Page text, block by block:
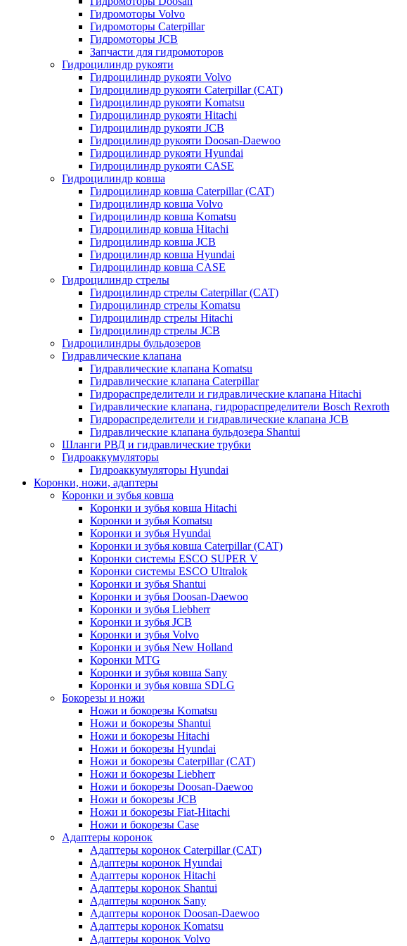
Гидромоторы Volvo
Гидромоторы Caterpillar
Гидромоторы JCB
Запчасти для гидромоторов
Гидроцилиндр рукояти
Гидроцилиндр рукояти Volvo
Гидроцилиндр рукояти Caterpillar (CAT)
Гидроцилиндр рукояти Komatsu
Гидроцилиндр рукояти Hitachi
Гидроцилиндр рукояти JCB
Гидроцилиндр рукояти Doosan-Daewoo
Гидроцилиндр рукояти Hyundai
Гидроцилиндр рукояти CASE
Гидроцилиндр ковша
Гидроцилиндр ковша Caterpillar (CAT)
Гидроцилиндр ковша Volvo
Гидроцилиндр ковша Komatsu
Гидроцилиндр ковша Hitachi
Гидроцилиндр ковша JCB
Гидроцилиндр ковша Hyundai
Гидроцилиндр ковша CASE
Гидроцилиндр стрелы
Гидроцилиндр стрелы Caterpillar (CAT)
Гидроцилиндр стрелы Komatsu
Гидроцилиндр стрелы Hitachi
Гидроцилиндр стрелы JCB
Гидроцилиндры бульдозеров
Гидравлические клапана
Гидравлические клапана Komatsu
Гидравлические клапана Caterpillar
Гидрораспределители и гидравлические клапана Hitachi
Гидравлические клапана, гидрораспределители Bosch Rexroth
Гидрораспределители и гидравлические клапана JCB
Гидравлические клапана бульдозера Shantui
Шланги РВД и гидравлические трубки
Гидроаккумуляторы
Гидроаккумуляторы Hyundai
Коронки, ножи, адаптеры
Коронки и зубья ковша
Коронки и зубья ковша Hitachi
Коронки и зубья Komatsu
Коронки и зубья Hyundai
Коронки и зубья ковша Caterpillar (CAT)
Коронки системы ESCO SUPER V
Коронки системы ESCO Ultralok
Коронки и зубья Shantui
Коронки и зубья Doosan-Daewoo
Коронки и зубья Liebherr
Коронки и зубья JCB
Коронки и зубья Volvo
Коронки и зубья New Holland
Коронки MTG
Коронки и зубья ковша Sany
Коронки и зубья ковша SDLG
Бокорезы и ножи
Ножи и бокорезы Komatsu
Ножи и бокорезы Shantui
Ножи и бокорезы Hitachi
Ножи и бокорезы Hyundai
Ножи и бокорезы Caterpillar (CAT)
Ножи и бокорезы Liebherr
Ножи и бокорезы Doosan-Daewoo
Ножи и бокорезы JCB
Ножи и бокорезы Fiat-Hitachi
Ножи и бокорезы Case
Адаптеры коронок
Адаптеры коронок Caterpillar (CAT)
Адаптеры коронок Hyundai
Адаптеры коронок Hitachi
Адаптеры коронок Shantui
Адаптеры коронок Sany
Адаптеры коронок Doosan-Daewoo
Адаптеры коронок Komatsu
Адаптеры коронок Volvo